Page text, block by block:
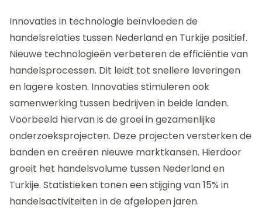
Innovaties in technologie beïnvloeden de
handelsrelaties tussen Nederland en Turkije positief.
Nieuwe technologieën verbeteren de efficiëntie van
handelsprocessen. Dit leidt tot snellere leveringen
en lagere kosten. Innovaties stimuleren ook
samenwerking tussen bedrijven in beide landen.
Voorbeeld hiervan is de groei in gezamenlijke
onderzoeksprojecten. Deze projecten versterken de
banden en creëren nieuwe marktkansen. Hierdoor
groeit het handelsvolume tussen Nederland en
Turkije. Statistieken tonen een stijging van 15% in
handelsactiviteiten in de afgelopen jaren.